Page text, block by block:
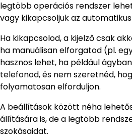
legtöbb operációs rendszer
vagy kikapcsoljuk az
Ha kikapcsolod, a kijelző csak
ha manuálisan elforgatod (pl.
hasznos lehet, ha például
telefonod, és nem szeretnéd,
folyamatosan elforduljon.
A beállítások között néha
állítására is, de a legtöbb
szokásaidat.